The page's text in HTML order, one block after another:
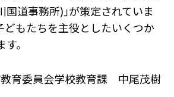
国道事務所)｣が策定されていま
どもたちを主役としたいくつか
。
育委員会学校教育課 中尾茂樹